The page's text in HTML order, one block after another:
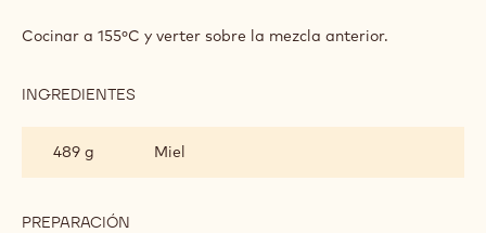
Y
TURRÓN
JENGIBRE
Cocinar a 155ºC y verter sobre la mezcla anterior.
INGREDIENTES
TURRÓN
DE
489 g Miel
PREPARACIÓN